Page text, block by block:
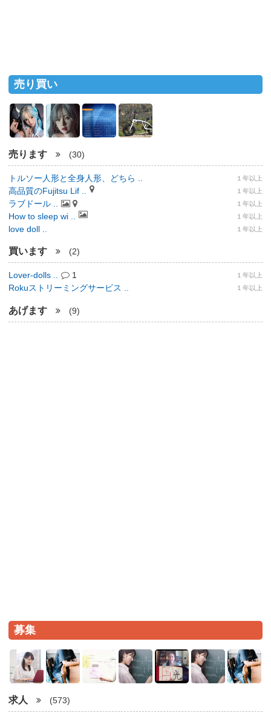
売り買い
売ります (30)
トルソー人形と全身人形、どちら .. １年以上
高品質のFujitsu Lif .. １年以上
ラブドール .. １年以上
How to sleep wi .. １年以上
love doll .. １年以上
買います (2)
Lover-dolls .. 1 １年以上
Rokuストリーミングサービス .. １年以上
あげます (9)
募集
求人 (573)